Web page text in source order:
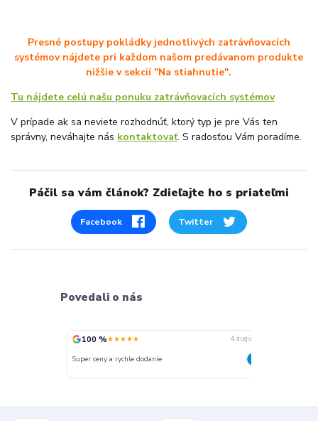
Presné postupy pokládky jednotlivých zatrávňovacích
systémov nájdete pri každom našom predávanom produkte
nižšie v sekcií "Na stiahnutie".
Tu nájdete celú našu ponuku zatrávňovacích systémov
V prípade ak sa neviete rozhodnúť, ktorý typ je pre Vás ten
správny, neváhajte nás kontaktovať. S radosťou Vám poradíme.
Páčil sa vám článok? Zdieľajte ho s priateľmi
Facebook Twitter
Povedali o nás
★★★★★
Super ceny a rychle dodanie
100 %
Rychlé dodání